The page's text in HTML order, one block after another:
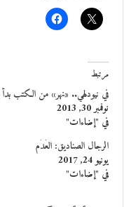
مرتبط
في نيودلهي.. «نهر» من الكتب
نوفمبر 30, 2013
في "إضاءات"
الرجال الصناديق: العَدَم
يونيو 24, 2017
في "إضاءات"